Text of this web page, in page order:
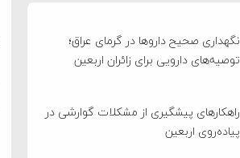
نگهداری صحیح داروها در گرمای عراق؛
توصیه‌های دارویی برای زائران اربعین
راهکارهای پیشگیری از مشکلات گوارشی در
پیاده‌روی اربعین